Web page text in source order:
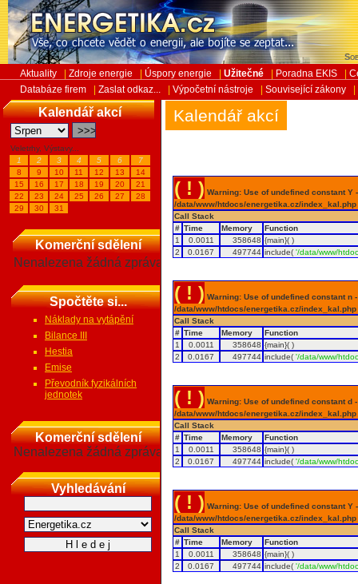
Aktuality Zdroje energie Úspory energie Užitečné Poradna EKIS
Databáze firem
Zaslat odkaz... Výpočetní nástroje Související zákony
Kalendář akcí
Veletrhy, Výstavy...
1
2 3 4 5 6
7
8
9 10 11 12 13
14
15
16 17 18 19 20
21
22
23 24 25 26 27
28
29
30 31
Komerční sdělení
Nenalezena žádná zpráva
Spočtěte si...
Náklady na vytápění
Bilance III
Hestia
Emise
Převodník fyzikálních
jednotek
Komerční sdělení
Nenalezena žádná zpráva
Vyhledávání
Kalendář akcí
( ! ) Warning: Use of undefined constant
/data/www/htdocs/energetika.cz/
Call Stack
# Time Memory
Function
1
0.0011 358648 {main}( )
2
0.0167 497744 include('/data/www/
( ! ) Warning: Use of undefined constant
/data/www/htdocs/energetika.cz/
Call Stack
# Time Memory
Function
1
0.0011 358648 {main}( )
2
0.0167 497744 include('/data/www/
( ! ) Warning: Use of undefined constant
/data/www/htdocs/energetika.cz/
Call Stack
# Time Memory
Function
1
0.0011 358648 {main}( )
2
0.0167 497744 include('/data/www/
( ! ) Warning: Use of undefined constant
/data/www/htdocs/energetika.cz/
Call Stack
# Time Memory
Function
1
0.0011 358648 {main}( )
2
0.0167 497744 include('/data/www/